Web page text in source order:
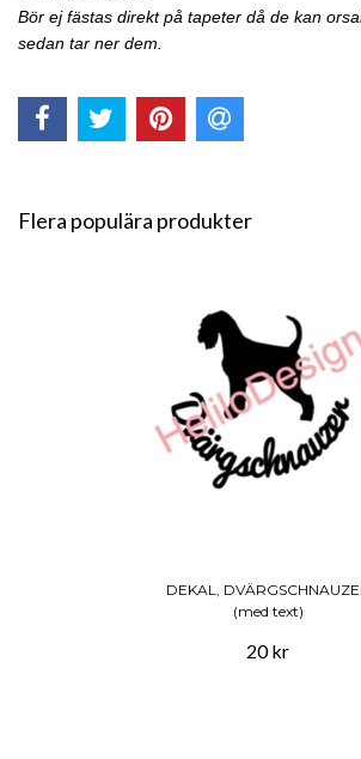
Bör ej fästas direkt på tapeter då de kan
sedan tar ner dem.
Flera populära produkter
DEKAL,
(med text)
20 kr